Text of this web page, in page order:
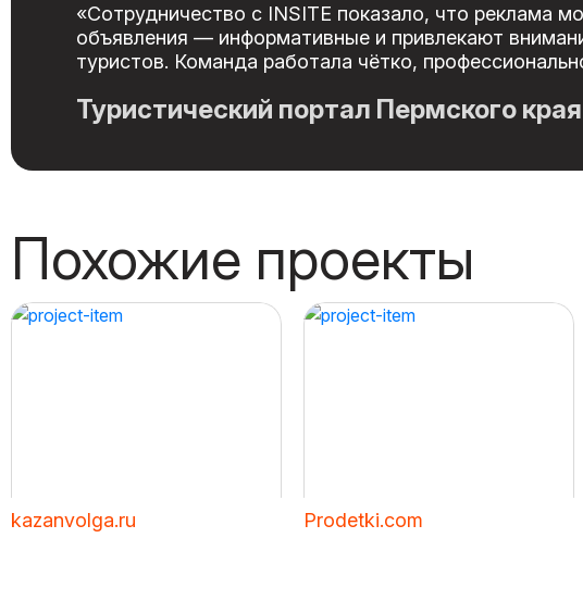
«Сотрудничество с INSITE показало, что реклама
объявления — информативные и привлекают
туристов. Команда работала чётко,
Туристический портал Пермского края
Похожие проекты
kazanvolga.ru Prodetki.com